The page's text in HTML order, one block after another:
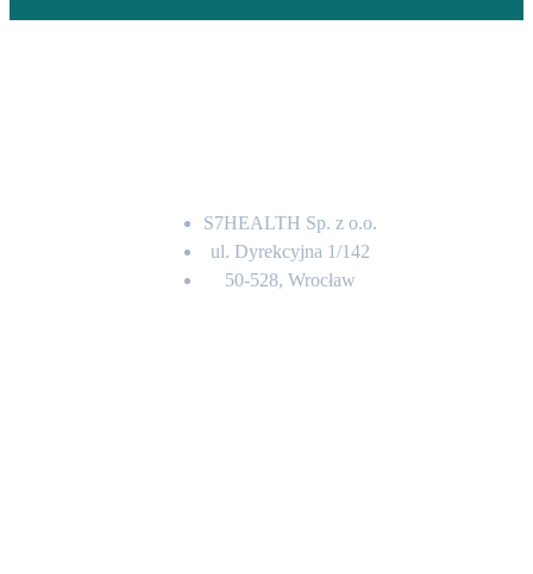
S7HEALTH Sp. z o.o.
ul. Dyrekcyjna 1/142
50-528, Wrocław